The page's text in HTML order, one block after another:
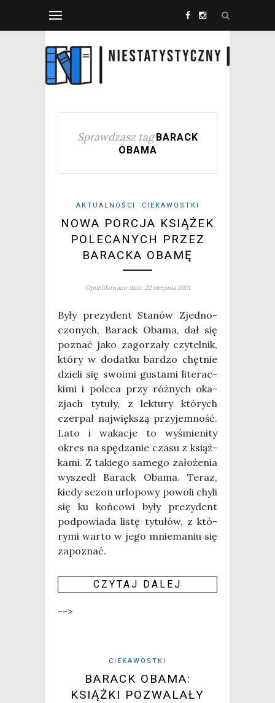
Sprawdzasz tag BARACK
OBAMA
AKTUALNOŚCI CIEKAWOSTKI
NOWA PORCJA KSIĄŻEK
POLECANYCH PRZEZ
BARACKA OBAMĘ
Opublikowano dnia: 22 sierpnia 2019
Były pre­zy­dent Sta­nów Zjed­no­
czo­nych, Barack Oba­ma, dał się
poznać jako zago­rza­ły czy­tel­nik,
któ­ry w dodat­ku bar­dzo chęt­nie
dzie­li się swo­imi gusta­mi lite­rac­
ki­mi i pole­ca przy róż­nych oka­
zjach tytu­ły, z lek­tu­ry któ­rych
czer­pał naj­więk­szą przy­jem­ność.
Lato i waka­cje to wyśmie­ni­ty
okres na spę­dza­nie cza­su z książ­
ka­mi. Z takie­go same­go zało­że­nia
wyszedł Barack Oba­ma. Teraz,
kie­dy sezon urlo­po­wy powo­li chy­li
się ku koń­co­wi były pre­zy­dent
pod­po­wia­da listę tytu­łów, z któ­
ry­mi war­to w jego mnie­ma­niu się
zapo­znać.
CZY­TAJ DALEJ
-->
CIEKAWOSTKI
BARACK OBAMA:
KSIĄŻKI POZWALAŁY